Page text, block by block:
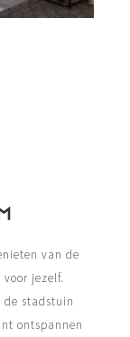
van de
jezelf.
de stadstuin
ontspannen